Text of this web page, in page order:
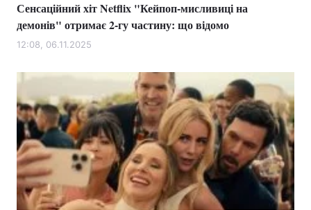
Сенсаційний хіт Netflix "Кейпоп-мисливиці на
демонів" отримає 2-гу частину: що відомо
12:08, 06.11.2025